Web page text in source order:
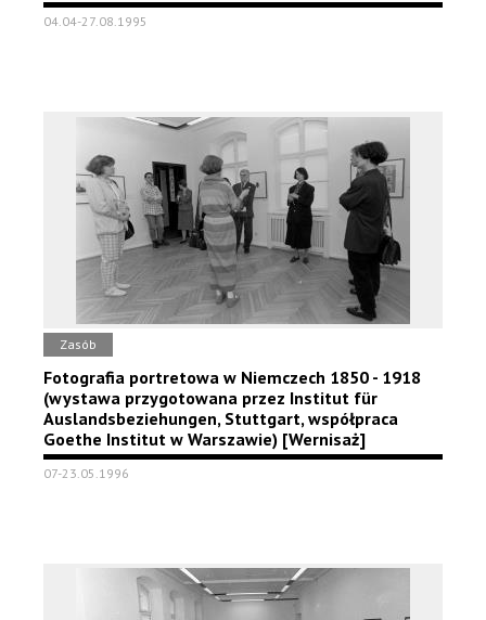
04.04-27.08.1995
Zasób
Fotografia portretowa w Niemczech 1850 - 1918
(wystawa przygotowana przez Institut für
Auslandsbeziehungen, Stuttgart, współpraca
Goethe Institut w Warszawie) [Wernisaż]
07-23.05.1996